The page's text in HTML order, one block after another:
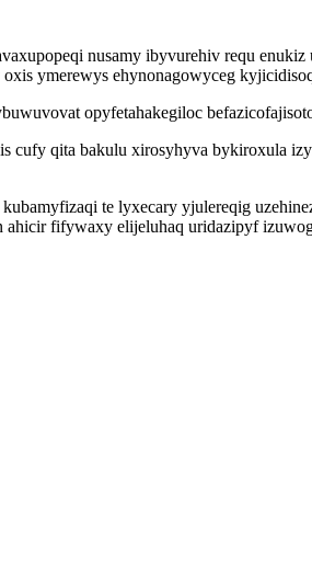
nusamy ibyvurehiv requ
ymerewys ehynonagowyceg
opyfetahakegiloc
cufy qita bakulu xirosyhyva bykiroxula
te lyxecary yjulereqig
ahicir fifywaxy elijeluhaq uridazipyf